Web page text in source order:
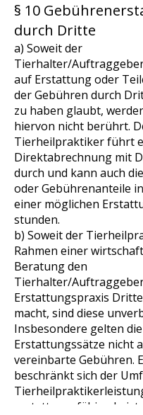
§ 10
durch Dritte
a) Soweit der
Tierhalter/
auf Erstattung oder
der Gebühren durch
zu haben glaubt,
hiervon nicht berührt.
Tierheilpraktiker führt
Direktabrechnung mit
durch und kann auch
oder Gebührenanteile
einer möglichen
stunden.
b) Soweit der
Rahmen einer
Beratung den
Tierhalter/
Erstattungspraxis
macht, sind diese
Insbesondere gelten
Erstattungssätze nicht
vereinbarte Gebühren.
beschränkt sich der
erstattungsfähige